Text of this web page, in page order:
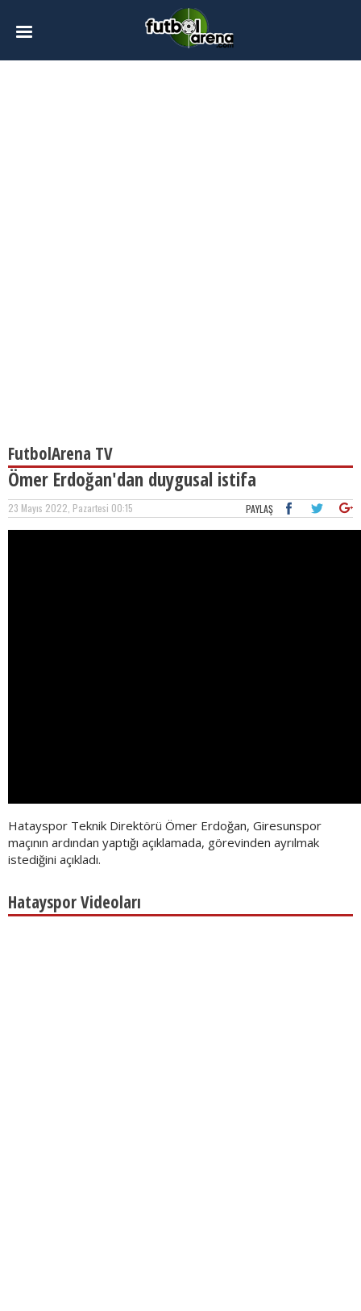
FutbolArena TV
Ömer Erdoğan'dan duygusal istifa
23 Mayıs 2022, Pazartesi 00:15 PAYLAŞ
Hatayspor Teknik Direktörü Ömer Erdoğan, Giresunspor
maçının ardından yaptığı açıklamada, görevinden ayrılmak
istediğini açıkladı.
Hatayspor Videoları